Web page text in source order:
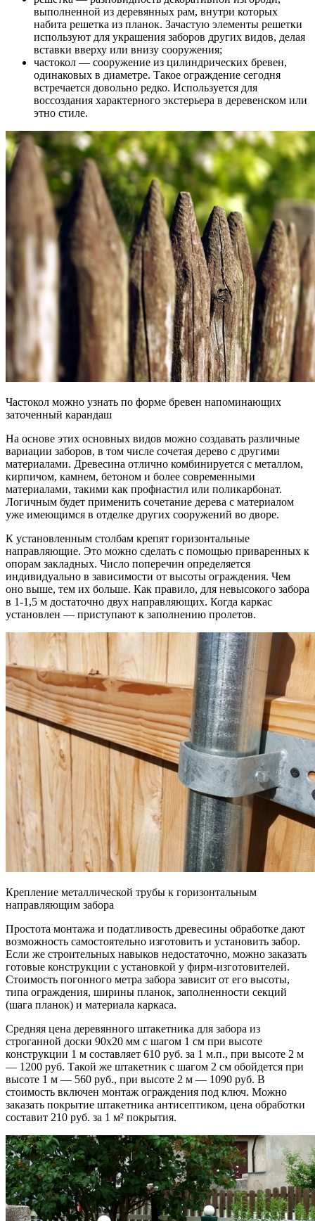
выполненной из деревянных рам, внутри которых
набита решетка из планок. Зачастую элементы решетки
используют для украшения заборов других видов, делая
вставки вверху или внизу сооружения;
частокол — сооружение из цилиндрических бревен,
одинаковых в диаметре. Такое ограждение сегодня
встречается довольно редко. Используется для
воссоздания характерного экстерьера в деревенском или
этно стиле.
Частокол можно узнать по форме бревен напоминающих
заточенный карандаш
На основе этих основных видов можно создавать различные
вариации заборов, в том числе сочетая дерево с другими
материалами. Древесина отлично комбинируется с металлом,
кирпичом, камнем, бетоном и более современными
материалами, такими как профнастил или поликарбонат.
Логичным будет применить сочетание дерева с материалом
уже имеющимся в отделке других сооружений во дворе.
К установленным столбам крепят горизонтальные
направляющие. Это можно сделать с помощью приваренных к
опорам закладных. Число поперечин определяется
индивидуально в зависимости от высоты ограждения. Чем
оно выше, тем их больше. Как правило, для невысокого забора
в 1-1,5 м достаточно двух направляющих. Когда каркас
установлен — приступают к заполнению пролетов.
Крепление металлической трубы к горизонтальным
направляющим забора
Простота монтажа и податливость древесины обработке дают
возможность самостоятельно изготовить и установить забор.
Если же строительных навыков недостаточно, можно заказать
готовые конструкции с установкой у фирм-изготовителей.
Стоимость погонного метра забора зависит от его высоты,
типа ограждения, ширины планок, заполненности секций
(шага планок) и материала каркаса.
Средняя цена деревянного штакетника для забора из
строганной доски 90х20 мм с шагом 1 см при высоте
конструкции 1 м составляет 610 руб. за 1 м.п., при высоте 2 м
— 1200 руб. Такой же штакетник с шагом 2 см обойдется при
высоте 1 м — 560 руб., при высоте 2 м — 1090 руб. В
стоимость включен монтаж ограждения под ключ. Можно
заказать покрытие штакетника антисептиком, цена обработки
составит 210 руб. за 1 м² покрытия.